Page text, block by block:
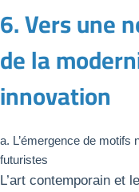
6. Vers une
de la
innovation
a. L’émergence de motifs
futuristes
L’art contemporain et